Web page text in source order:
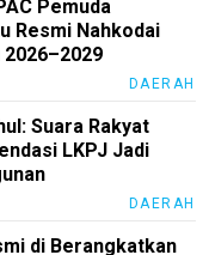
Pemuda
Resmi Nahkodai
DAERAH
Suara Rakyat
LKPJ Jadi
DAERAH
di Berangkatkan